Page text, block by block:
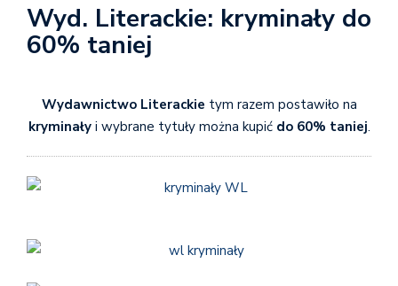
Wyd. Literackie: kryminały do
60% taniej
Wydawnictwo Literackie tym razem postawiło na
kryminałyi wybrane tytuły można kupić do 60% taniej.